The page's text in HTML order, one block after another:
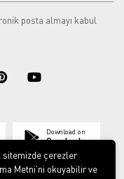
posta almayı kabul
Download on
Google play
sitemizde çerezler
Metni’ni okuyabilir ve